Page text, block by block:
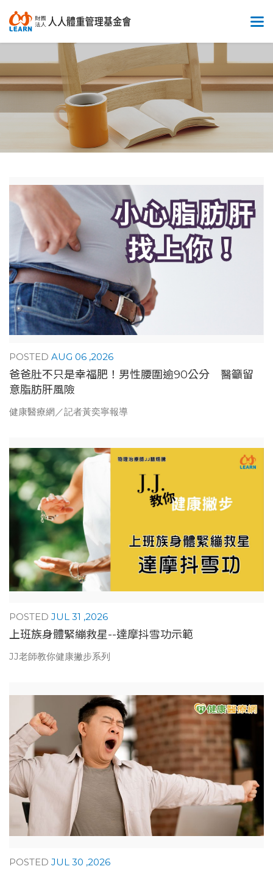
AUG 06 ,2026
爸爸肚不只是幸福肥！男性腰圍逾90公分 醫籲留
意脂肪肝風險
健康醫療網／記者黃奕寧報導
JUL 31 ,2026
上班族身體緊繃救星--達摩抖雪功示範
JJ老師教你健康撇步系列
JUL 30 ,2026